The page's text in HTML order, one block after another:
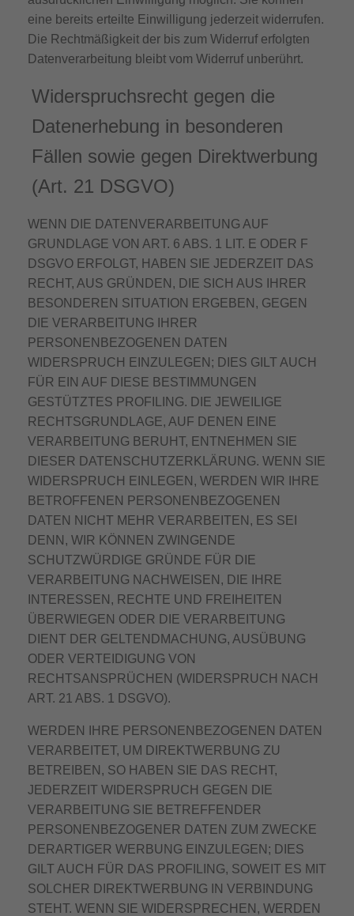
eine bereits erteilte Einwilligung jederzeit widerrufen.
Die Rechtmäßigkeit der bis zum Widerruf erfolgten
Datenverarbeitung bleibt vom Widerruf unberührt.
Widerspruchsrecht gegen die
Datenerhebung in besonderen
Fällen sowie gegen Direktwerbung
(Art. 21 DSGVO)
WENN DIE DATENVERARBEITUNG AUF
GRUNDLAGE VON ART. 6 ABS. 1 LIT. E ODER F
DSGVO ERFOLGT, HABEN SIE JEDERZEIT DAS
RECHT, AUS GRÜNDEN, DIE SICH AUS IHRER
BESONDEREN SITUATION ERGEBEN, GEGEN
DIE VERARBEITUNG IHRER
PERSONENBEZOGENEN DATEN
WIDERSPRUCH EINZULEGEN; DIES GILT AUCH
FÜR EIN AUF DIESE BESTIMMUNGEN
GESTÜTZTES PROFILING. DIE JEWEILIGE
RECHTSGRUNDLAGE, AUF DENEN EINE
VERARBEITUNG BERUHT, ENTNEHMEN SIE
DIESER DATENSCHUTZERKLÄRUNG. WENN SIE
WIDERSPRUCH EINLEGEN, WERDEN WIR IHRE
BETROFFENEN PERSONENBEZOGENEN
DATEN NICHT MEHR VERARBEITEN, ES SEI
DENN, WIR KÖNNEN ZWINGENDE
SCHUTZWÜRDIGE GRÜNDE FÜR DIE
VERARBEITUNG NACHWEISEN, DIE IHRE
INTERESSEN, RECHTE UND FREIHEITEN
ÜBERWIEGEN ODER DIE VERARBEITUNG
DIENT DER GELTENDMACHUNG, AUSÜBUNG
ODER VERTEIDIGUNG VON
RECHTSANSPRÜCHEN (WIDERSPRUCH NACH
ART. 21 ABS. 1 DSGVO).
WERDEN IHRE PERSONENBEZOGENEN DATEN
VERARBEITET, UM DIREKTWERBUNG ZU
BETREIBEN, SO HABEN SIE DAS RECHT,
JEDERZEIT WIDERSPRUCH GEGEN DIE
VERARBEITUNG SIE BETREFFENDER
PERSONENBEZOGENER DATEN ZUM ZWECKE
DERARTIGER WERBUNG EINZULEGEN; DIES
GILT AUCH FÜR DAS PROFILING, SOWEIT ES MIT
SOLCHER DIREKTWERBUNG IN VERBINDUNG
STEHT. WENN SIE WIDERSPRECHEN, WERDEN